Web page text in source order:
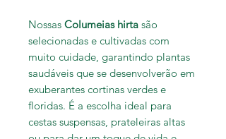
Nossas Columeias hirta são
selecionadas e cultivadas com
muito cuidade, garantindo plantas
saudáveis que se desenvolverão em
exuberantes cortinas verdes e
floridas. É a escolha ideal para
cestas suspensas, prateleiras altas